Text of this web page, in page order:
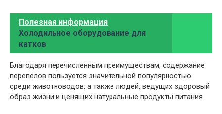
Полезная информация
Холодильное оборудование для
катков
Благодаря перечисленным преимуществам, содержание
перепелов пользуется значительной популярностью
среди животноводов, а также людей, ведущих здоровый
образ жизни и ценящих натуральные продукты питания.